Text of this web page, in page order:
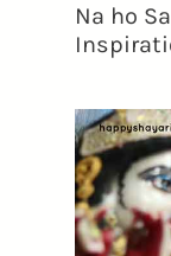
Na ho